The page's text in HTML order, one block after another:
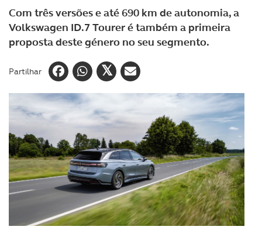
Com três versões e até 690 km de autonomia, a
Volkswagen ID.7 Tourer é também a primeira
proposta deste género no seu segmento.
Partilhar